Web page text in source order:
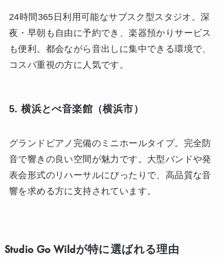
24時間365日利用可能なサブスク型スタジオ。深
夜・早朝も自由に予約でき、楽器預かりサービス
も便利。都会ながら音出しに集中できる環境で、
コスパ重視の方に人気です。
5. 横浜とべ音楽館（横浜市）
グランドピアノ完備のミニホールタイプ。完全防
音で響きの良い空間が魅力です。大型バンドや発
表会形式のリハーサルにぴったりで、高品質な音
響を求める方に支持されています。
Studio Go Wildが特に選ばれる理由